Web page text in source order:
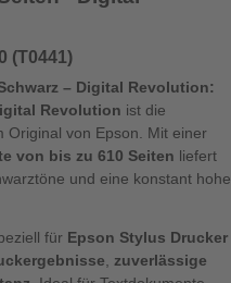
(T0441)
– Digital Revolution:
Revolution ist die
Original von Epson. Mit einer
von bis zu 610 Seiten liefert
und eine konstant hohe
für Epson Stylus Drucker
, zuverlässige